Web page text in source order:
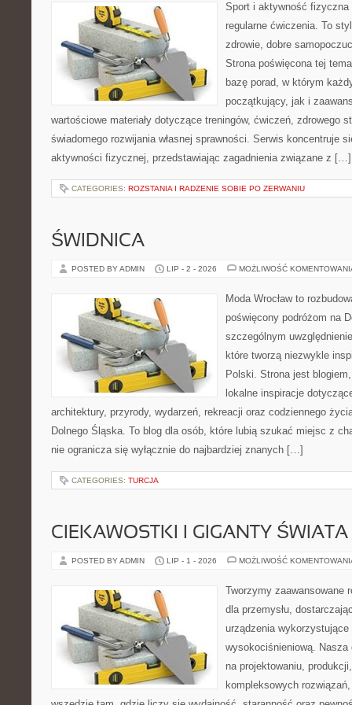
Sport i aktywność
regularne ćwiczenia. To
zdrowie, dobre
Strona poświęcona tej
bazę porad, w którym
początkujący, jak i
wartościowe materiały dotyczące treningów, ćwiczeń, zdrowego
świadomego rozwijania własnej sprawności. Serwis koncentruje
aktywności fizycznej, przedstawiając zagadnienia związane z […]
CATEGORIES: ROZSTANIA I RADZENIE SOBIE PO ZERWANIU
ŚWIDNICA
POSTED BY ADMIN LIP - 2 - 2026 MOŻLIWOŚĆ
Moda Wrocław to
poświęcony podróżom na
szczególnym
które tworzą niezwykle
Polski. Strona jest
lokalne inspiracje
architektury, przyrody, wydarzeń, rekreacji oraz codziennego
Dolnego Śląska. To blog dla osób, które lubią szukać miejsc z
nie ogranicza się wyłącznie do najbardziej znanych […]
CATEGORIES: TURCJA
CIEKAWOSTKI I GIGANTY ŚWIATA
POSTED BY ADMIN LIP - 1 - 2026 MOŻLIWOŚĆ
Tworzymy zaawansowane
dla przemysłu,
urządzenia wykorzystujące
wysokociśnieniową. Nasza
na projektowaniu,
kompleksowych